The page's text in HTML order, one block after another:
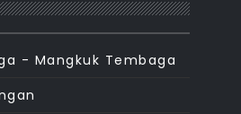
- Mangkuk Tembaga